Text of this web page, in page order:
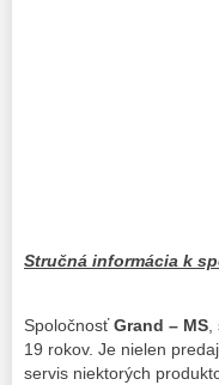
Stručná informácia k
SpoločnosťGrand – MS
19 rokov. Je nielen
servis niektorých